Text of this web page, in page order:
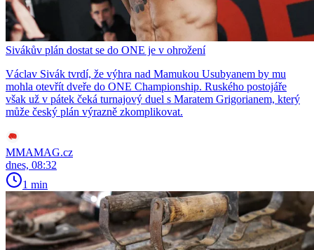
Sivákův plán dostat se do ONE je v ohrožení
Václav Sivák tvrdí, že výhra nad Mamukou Usubyanem by mu
mohla otevřít dveře do ONE Championship. Ruského postojáře
však už v pátek čeká turnajový duel s Maratem Grigorianem, který
může český plán výrazně zkomplikovat.
MMAMAG.cz
dnes, 08:32
1 min